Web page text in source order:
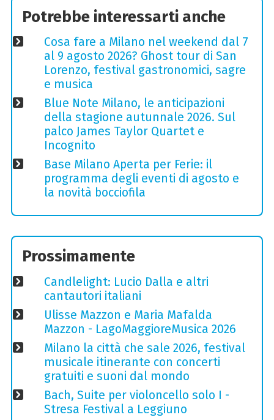
Potrebbe interessarti anche
Cosa fare a Milano nel weekend dal 7
al 9 agosto 2026? Ghost tour di San
Lorenzo, festival gastronomici, sagre
e musica
Blue Note Milano, le anticipazioni
della stagione autunnale 2026. Sul
palco James Taylor Quartet e
Incognito
Base Milano Aperta per Ferie: il
programma degli eventi di agosto e
la novità bocciofila
Prossimamente
Candlelight: Lucio Dalla e altri
cantautori italiani
Ulisse Mazzon e Maria Mafalda
Mazzon - LagoMaggioreMusica 2026
Milano la città che sale 2026, festival
musicale itinerante con concerti
gratuiti e suoni dal mondo
Bach, Suite per violoncello solo I -
Stresa Festival a Leggiuno